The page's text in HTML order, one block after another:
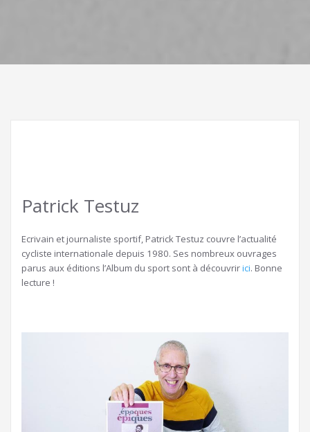
Patrick Testuz
Ecrivain et journaliste sportif, Patrick Testuz couvre l’actualité
cycliste internationale depuis 1980. Ses nombreux ouvrages
parus aux éditions l’Album du sport sont à découvririci. Bonne
lecture !